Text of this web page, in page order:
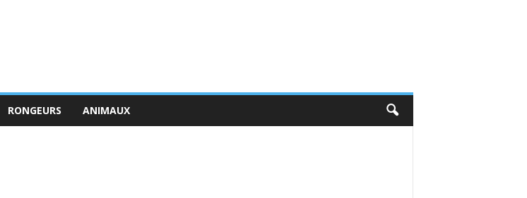
RONGEURS ANIMAUX